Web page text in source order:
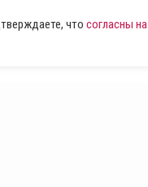
что согласны